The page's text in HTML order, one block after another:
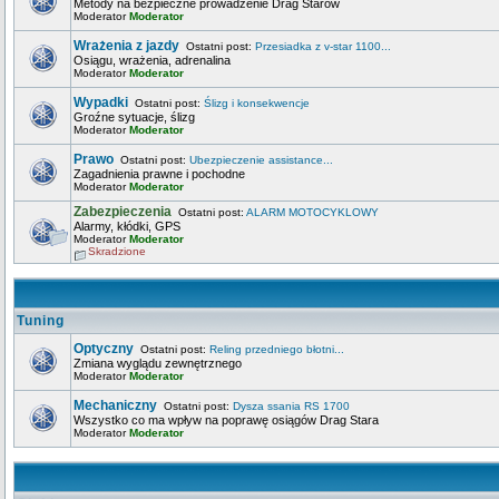
Metody na bezpieczne prowadzenie Drag Starów
ModeratorModerator
Wrażenia z jazdy Ostatni post: Przesiadka z v-star 1100...
Osiągu, wrażenia, adrenalina
ModeratorModerator
Wypadki Ostatni post: Ślizg i konsekwencje
Groźne sytuacje, ślizg
ModeratorModerator
Prawo Ostatni post: Ubezpieczenie assistance...
Zagadnienia prawne i pochodne
ModeratorModerator
Zabezpieczenia Ostatni post: ALARM MOTOCYKLOWY
Alarmy, kłódki, GPS
ModeratorModerator
Skradzione
Tuning
Optyczny Ostatni post: Reling przedniego błotni...
Zmiana wyglądu zewnętrznego
ModeratorModerator
Mechaniczny Ostatni post: Dysza ssania RS 1700
Wszystko co ma wpływ na poprawę osiągów Drag Stara
ModeratorModerator